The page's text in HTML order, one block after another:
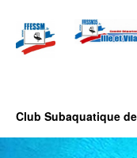
Club Subaquatique